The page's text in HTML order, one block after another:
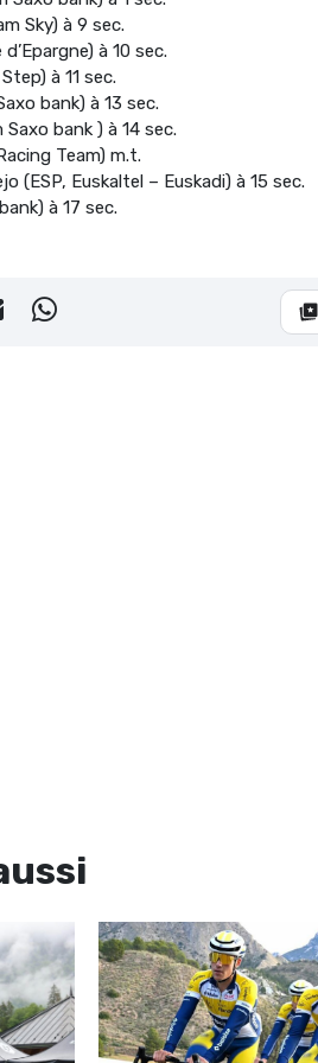
Sky) à 9 sec.
à 10 sec.
à 11 sec.
bank) à 13 sec.
bank ) à 14 sec.
Team) m.t.
(ESP, Euskaltel – Euskadi) à 15 sec.
à 17 sec.